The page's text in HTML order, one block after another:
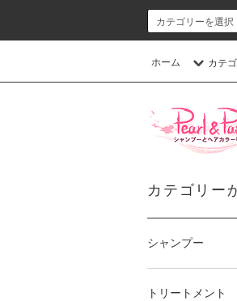
ホーム カテ
カテゴリー
シャンプー
トリートメント